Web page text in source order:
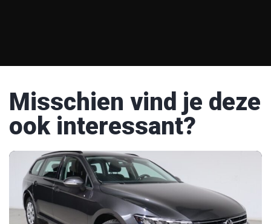
Misschien vind je deze
ook interessant?